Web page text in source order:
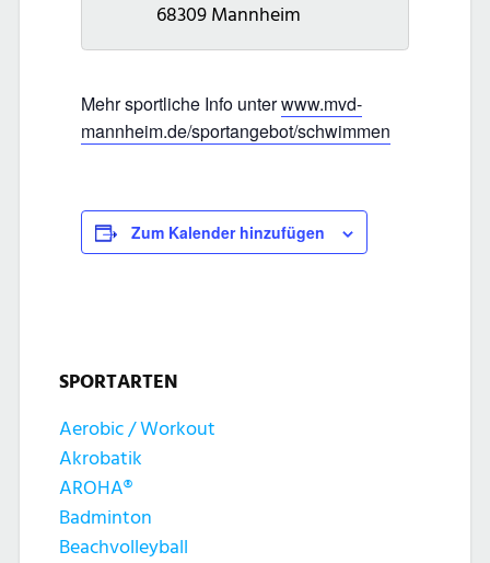
68309 Mannheim
Mehr sportliche Info unterwww.mvd-
mannheim.de/sportangebot/schwimmen
Zum Kalender hinzufügen
SPORTARTEN
Aerobic / Workout
Akrobatik
AROHA®
Badminton
Beachvolleyball